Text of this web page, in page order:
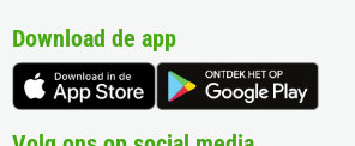
Download de app